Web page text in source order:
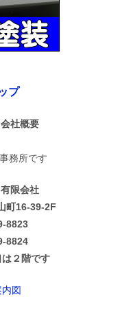
プ
社概要
務所です
限会社
町16-39-2F
8823
8824
２階です
図